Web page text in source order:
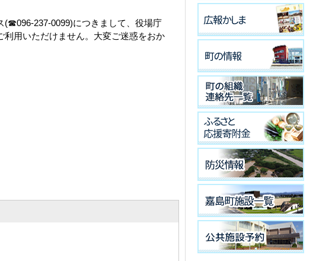
237-0099)につきまして、役場庁
用いただけません。大変ご迷惑をおか